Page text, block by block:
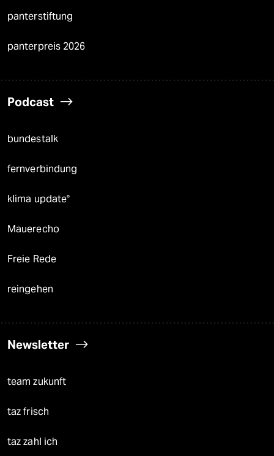
panterstiftung
panterpreis 2026
Podcast
bundestalk
fernverbindung
klima update°
Mauerecho
Freie Rede
reingehen
Newsletter
team zukunft
taz frisch
taz zahl ich